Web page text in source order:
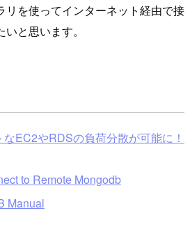
リを使ってインターネット経由で接
と思います。
EC2やRDSの負荷分散が可能に！
to Remote Mongodb
Manual